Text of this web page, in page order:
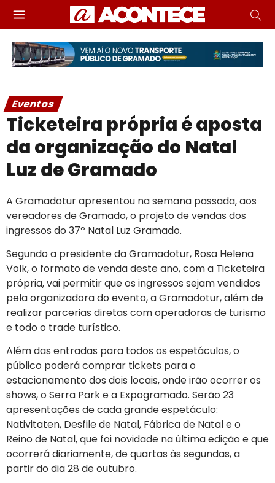
Eventos
Ticketeira própria é aposta
da organização do Natal
Luz de Gramado
A Gramadotur apresentou na semana passada, aos
vereadores de Gramado, o projeto de vendas dos
ingressos do 37º Natal Luz Gramado.
Segundo a presidente da Gramadotur, Rosa Helena
Volk, o formato de venda deste ano, com a Ticketeira
própria, vai permitir que os ingressos sejam vendidos
pela organizadora do evento, a Gramadotur, além de
realizar parcerias diretas com operadoras de turismo
e todo o trade turístico.
Além das entradas para todos os espetáculos, o
público poderá comprar tickets para o
estacionamento dos dois locais, onde irão ocorrer os
shows, o Serra Park e a Expogramado. Serão 23
apresentações de cada grande espetáculo:
Nativitaten, Desfile de Natal, Fábrica de Natal e o
Reino de Natal, que foi novidade na última edição e que
ocorrerá diariamente, de quartas às segundas, a
partir do dia 28 de outubro.